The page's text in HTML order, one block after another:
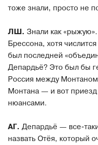
тоже знали, просто не
ЛШ. Знали как
Брессона, хотя
был последней
Депардьё? Это был бы
Россия между
Монтана — и вот
нюансами.
АГ. Депардьё — все-
назвать Отёя, который